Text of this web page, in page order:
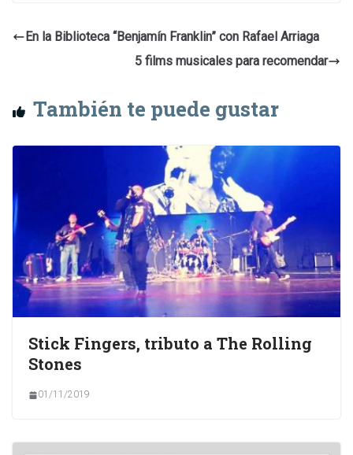
En la Biblioteca “Benjamín Franklin” con Rafael Arriaga
5 films musicales para recomendar
También te puede gustar
Stick Fingers, tributo a The Rolling
Stones
01/11/2019